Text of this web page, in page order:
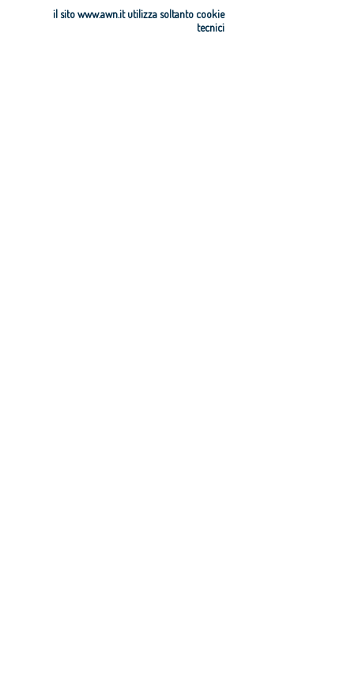
il sito www.awn.it utilizza soltanto cookie
tecnici